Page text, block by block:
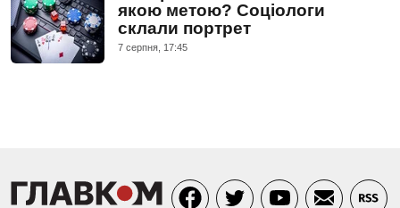
якою метою? Соціологи
склали портрет
7 серпня, 17:45